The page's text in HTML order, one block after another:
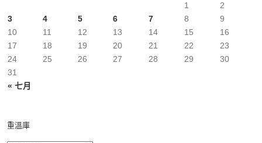
« 七月
1
2
3
4 5 6 7 8
9
10
11 12 13 14 15
16
17
18 19 20 21 22
23
24
25 26 27 28 29
30
31
重溫庫